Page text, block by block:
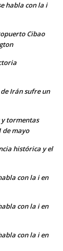
habla con la i
Cibao
Irán sufre un
tormentas
de mayo
histórica y el
con la i en
con la i en
con la i en